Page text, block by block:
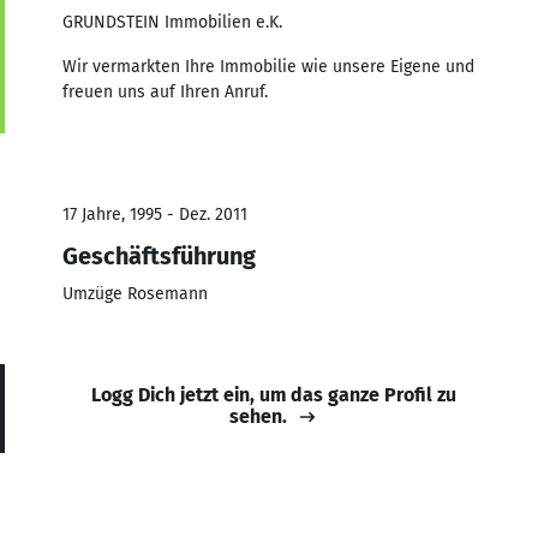
GRUNDSTEIN Immobilien e.K.
Wir vermarkten Ihre Immobilie wie unsere Eigene und
freuen uns auf Ihren Anruf.
17 Jahre, 1995 - Dez. 2011
Geschäftsführung
Umzüge Rosemann
Logg Dich jetzt ein, um das ganze Profil zu
sehen.